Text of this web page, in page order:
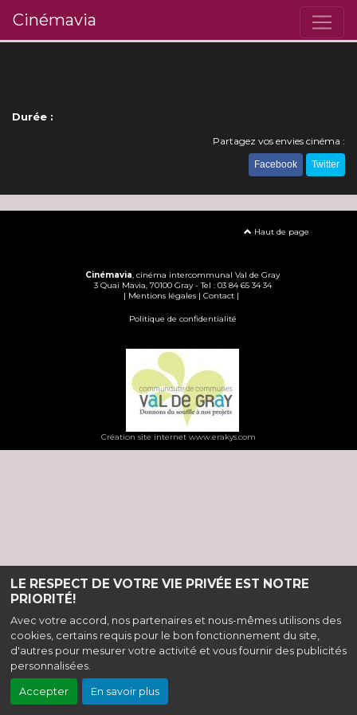
LE RESPECT DE VOTRE VIE PRIVÉE EST NOTRE
PRIORITÉ!
Avec votre accord, nos partenaires et nous-mêmes utilisons des
cookies, certains requis pour le bon fonctionnement du site,
d'autres pour mesurer votre activité et vous fournir des publicités
personnalisées.
Accepter En savoir plus
Cinémavia
Durée :
Partagez vos envies cinéma :
Facebook Twitter
Haut de page
Cinémavia, cinéma intercommunal Val de Gray
3 Quai Mavia, 70100 Gray - Tel : 03 84 65 34 34
| Mentions légales | Contact |
Politique de confidentialité
Création site internet www.erakys.com